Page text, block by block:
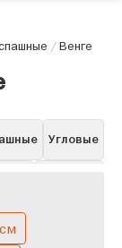
/Венге
Угловые